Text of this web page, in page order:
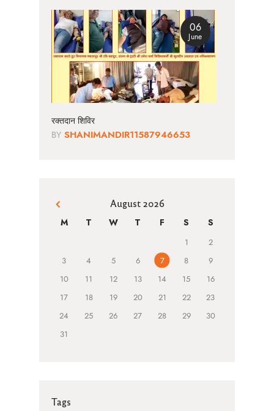
06
June
रक्तदान शिविर
BY SHANIMANDIR11587946653
August 2026
M T W T F S S
1
2
3
4 5 6 7 8
9
10
11 12 13 14 15
16
17
18 19 20 21 22
23
24
25 26 27 28 29
30
31
« Jun
Tags